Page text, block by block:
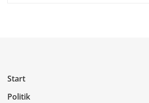
Start
Politik